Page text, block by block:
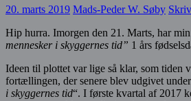
20. marts 2019 Mads-Peder W. Søby
Hip hurra. Imorgen den 21. Marts, har
mennesker i skyggernes tid” 1 års
Ideen til plottet var lige så klar, som tiden
fortællingen, der senere blev udgivet
i skyggernes tid“. I første kvartal af 2017